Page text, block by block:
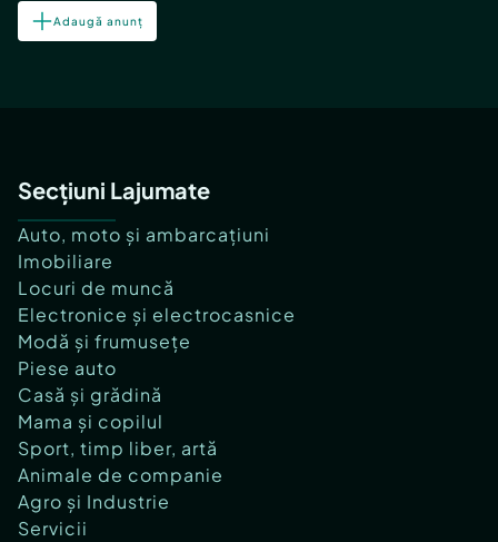
Adaugă anunț
Secțiuni Lajumate
Auto, moto și ambarcațiuni
Imobiliare
Locuri de muncă
Electronice și electrocasnice
Modă și frumusețe
Piese auto
Casă și grădină
Mama și copilul
Sport, timp liber, artă
Animale de companie
Agro și Industrie
Servicii